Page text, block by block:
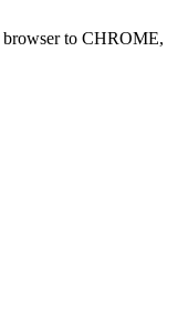
browser to CHROME,